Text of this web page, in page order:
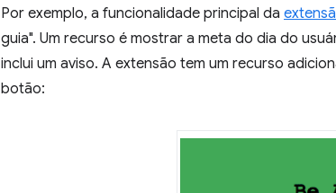
Por exemplo, a funcionalidade principal da
guia". Um recurso é mostrar a meta do dia do
inclui um aviso. A extensão tem um recurso
botão: